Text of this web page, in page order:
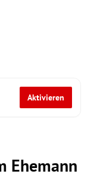
Aktivieren
Ehemann